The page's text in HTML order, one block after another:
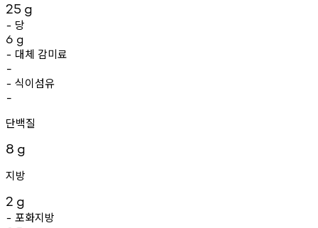
25 g
- 당
6 g
- 대체 감미료
-
- 식이섬유
-
단백질
8 g
지방
2 g
- 포화지방